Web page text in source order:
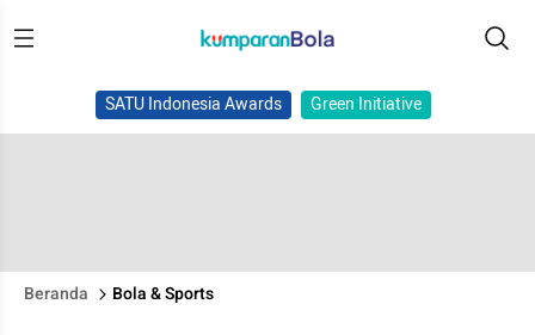
SATU Indonesia Awards Green Initiative
Beranda Bola & Sports